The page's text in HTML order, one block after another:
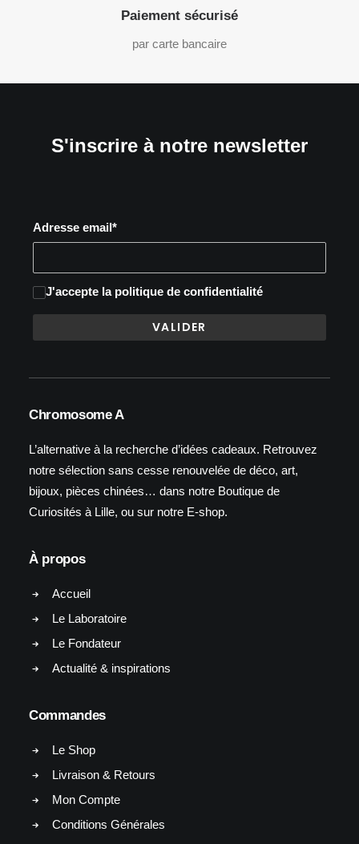
Paiement sécurisé
par carte bancaire
S'inscrire à notre newsletter
Adresse email*
J'accepte la politique de confidentialité
Chromosome A
L’alternative à la recherche d’idées cadeaux. Retrouvez
notre sélection sans cesse renouvelée de déco, art,
bijoux, pièces chinées… dans notre Boutique de
Curiosités à Lille, ou sur notre E-shop.
À propos
Accueil
Le Laboratoire
Le Fondateur
Actualité & inspirations
Commandes
Le Shop
Livraison & Retours
Mon Compte
Conditions Générales